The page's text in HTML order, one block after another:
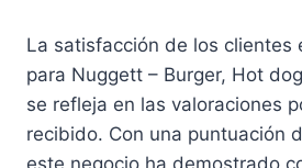
La satisfacción de los clientes
para Nuggett – Burger, Hot
se refleja en las valoraciones
recibido. Con una puntuación